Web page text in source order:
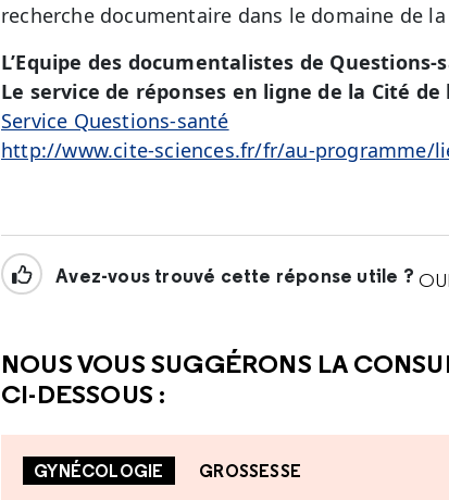
recherche documentaire dans le domaine de
L’Equipe des documentalistes de Questions-
Le service de réponses en ligne de la Cité de
Service Questions-santé
http://www.cite-sciences.fr/fr/au-programme/
Avez-vous trouvé cette réponse utile ? OUI
NOUS VOUS SUGGÉRONS LA
CI-DESSOUS :
GYNÉCOLOGIE GROSSESSE